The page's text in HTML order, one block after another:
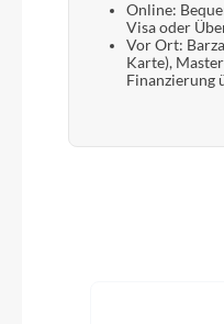
Online:
Visa oder
Vor Ort:
Karte),
Finanzierung